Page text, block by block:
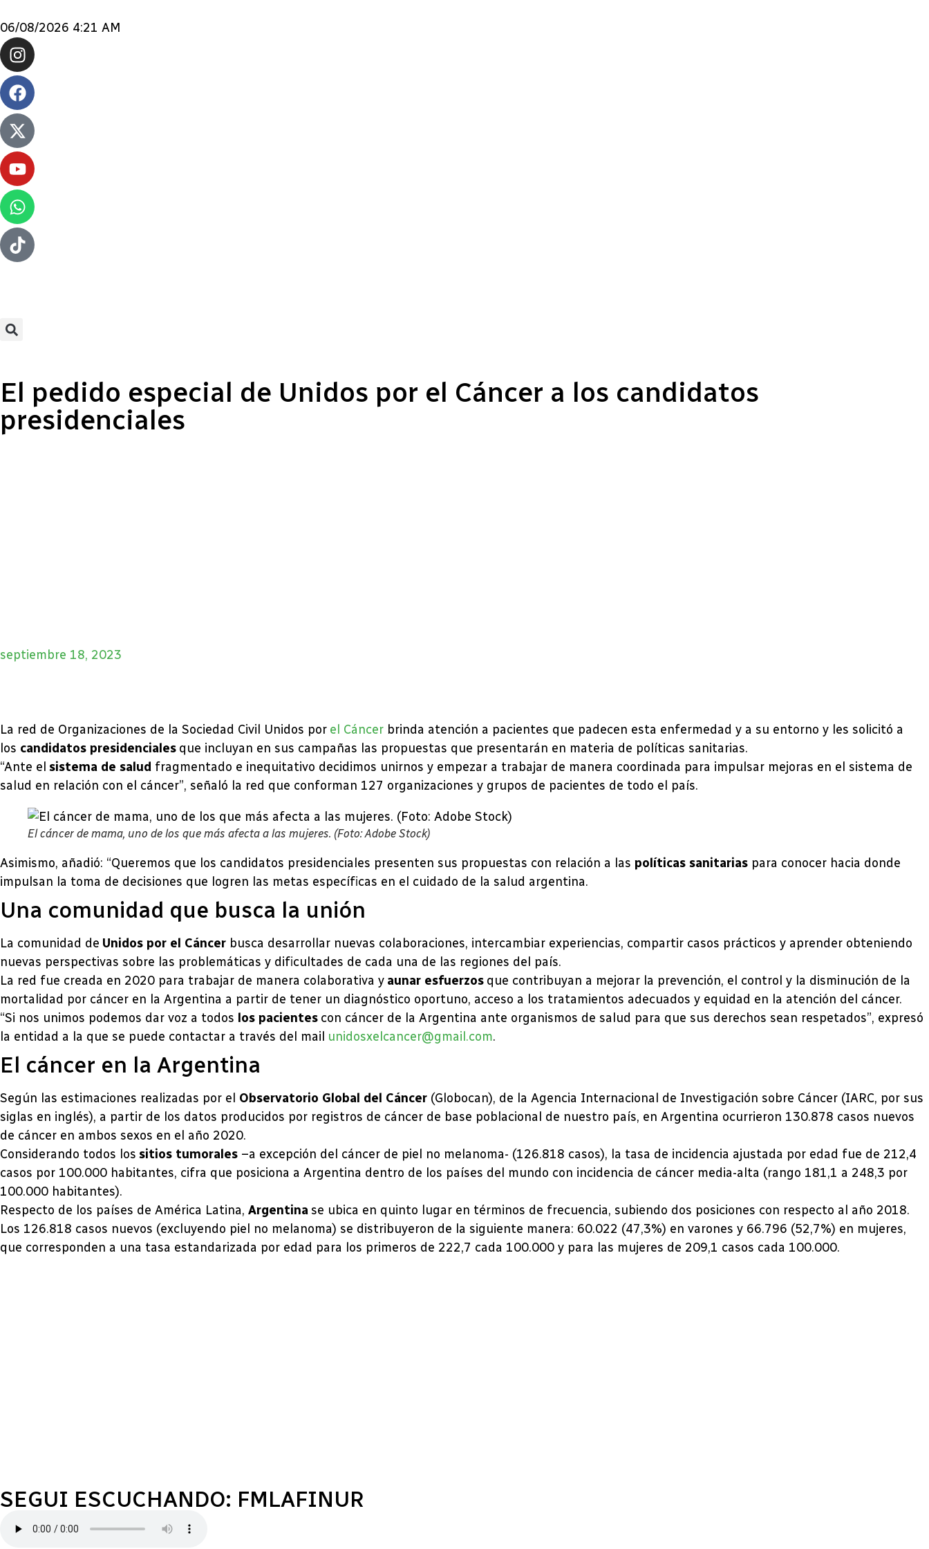
06/08/2026 4:21 AM
El pedido especial de Unidos por el Cáncer a los candidatos
presidenciales
septiembre 18, 2023
La red de Organizaciones de la Sociedad Civil Unidos por el Cáncer brinda atención a pacientes que padecen esta enfermedad y a su entorno y les solicitó a
los candidatos presidenciales que incluyan en sus campañas las propuestas que presentarán en materia de políticas sanitarias.
“Ante el sistema de salud fragmentado e inequitativo decidimos unirnos y empezar a trabajar de manera coordinada para impulsar mejoras en el sistema de
salud en relación con el cáncer”, señaló la red que conforman 127 organizaciones y grupos de pacientes de todo el país.
El cáncer de mama, uno de los que más afecta a las mujeres. (Foto: Adobe Stock)
Asimismo, añadió: “Queremos que los candidatos presidenciales presenten sus propuestas con relación a las políticas sanitarias para conocer hacia donde
impulsan la toma de decisiones que logren las metas específicas en el cuidado de la salud argentina.
Una comunidad que busca la unión
La comunidad de Unidos por el Cáncer busca desarrollar nuevas colaboraciones, intercambiar experiencias, compartir casos prácticos y aprender obteniendo
nuevas perspectivas sobre las problemáticas y dificultades de cada una de las regiones del país.
La red fue creada en 2020 para trabajar de manera colaborativa y aunar esfuerzos que contribuyan a mejorar la prevención, el control y la disminución de la
mortalidad por cáncer en la Argentina a partir de tener un diagnóstico oportuno, acceso a los tratamientos adecuados y equidad en la atención del cáncer.
“Si nos unimos podemos dar voz a todos los pacientes con cáncer de la Argentina ante organismos de salud para que sus derechos sean respetados”, expresó
la entidad a la que se puede contactar a través del mail unidosxelcancer@gmail.com.
El cáncer en la Argentina
Según las estimaciones realizadas por el Observatorio Global del Cáncer (Globocan), de la Agencia Internacional de Investigación sobre Cáncer (IARC, por sus
siglas en inglés), a partir de los datos producidos por registros de cáncer de base poblacional de nuestro país, en Argentina ocurrieron 130.878 casos nuevos
de cáncer en ambos sexos en el año 2020.
Considerando todos los sitios tumorales –a excepción del cáncer de piel no melanoma- (126.818 casos), la tasa de incidencia ajustada por edad fue de 212,4
casos por 100.000 habitantes, cifra que posiciona a Argentina dentro de los países del mundo con incidencia de cáncer media-alta (rango 181,1 a 248,3 por
100.000 habitantes).
Respecto de los países de América Latina, Argentina se ubica en quinto lugar en términos de frecuencia, subiendo dos posiciones con respecto al año 2018.
Los 126.818 casos nuevos (excluyendo piel no melanoma) se distribuyeron de la siguiente manera: 60.022 (47,3%) en varones y 66.796 (52,7%) en mujeres,
que corresponden a una tasa estandarizada por edad para los primeros de 222,7 cada 100.000 y para las mujeres de 209,1 casos cada 100.000.
SEGUI ESCUCHANDO: FMLAFINUR